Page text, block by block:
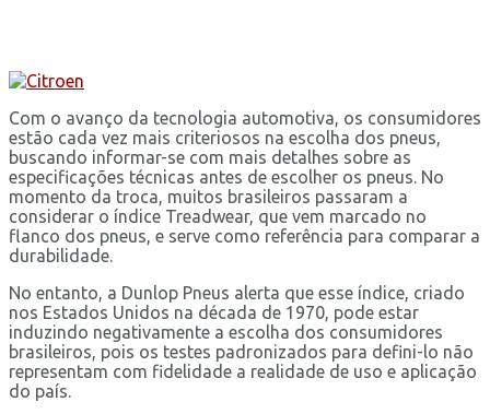
Com o avanço da tecnologia automotiva, os consumidores
estão cada vez mais criteriosos na escolha dos pneus,
buscando informar-se com mais detalhes sobre as
especificações técnicas antes de escolher os pneus. No
momento da troca, muitos brasileiros passaram a
considerar o índice Treadwear, que vem marcado no
flanco dos pneus, e serve como referência para comparar a
durabilidade.
No entanto, a Dunlop Pneus alerta que esse índice, criado
nos Estados Unidos na década de 1970, pode estar
induzindo negativamente a escolha dos consumidores
brasileiros, pois os testes padronizados para defini-lo não
representam com fidelidade a realidade de uso e aplicação
do país.